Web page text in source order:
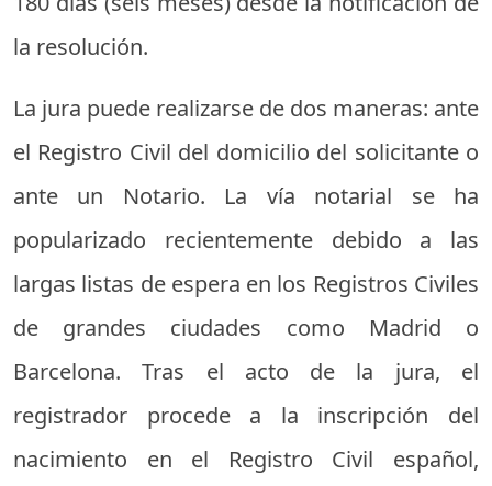
la resolución.
La jura puede realizarse de dos maneras: ante
el Registro Civil del domicilio del solicitante o
ante un Notario. La vía notarial se ha
popularizado recientemente debido a las
largas listas de espera en los Registros Civiles
de grandes ciudades como Madrid o
Barcelona. Tras el acto de la jura, el
registrador procede a la inscripción del
nacimiento en el Registro Civil español,